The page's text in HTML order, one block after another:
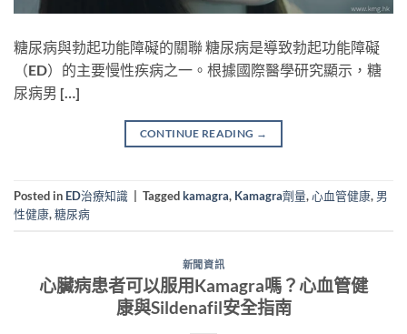
糖尿病與勃起功能障礙的關聯 糖尿病是導致勃起功能障礙
（ED）的主要慢性疾病之一。根據國際醫學研究顯示，糖
尿病男 […]
CONTINUE READING →
Posted in ED治療知識 Taggedkamagra, Kamagra劑量,心血管健康, 男
性健康,糖尿病
新聞資訊
心臟病患者可以服用Kamagra嗎？心血管健
康與Sildenafil安全指南